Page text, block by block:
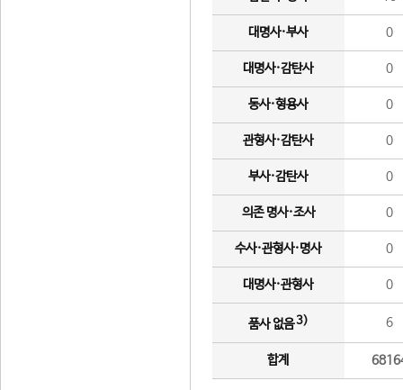
대명사·부사 0
대명사·감탄사 0
동사·형용사 0
관형사·감탄사 0
부사·감탄사 0
의존 명사·조사 0
수사·관형사·명사 0
대명사·관형사 0
품사 없음3) 6
합계